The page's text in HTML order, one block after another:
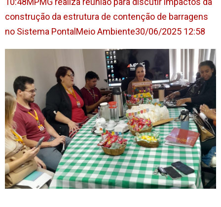
construção da estrutura de contenção de barragens
no Sistema PontalMeio Ambiente30/06/2025 12:58